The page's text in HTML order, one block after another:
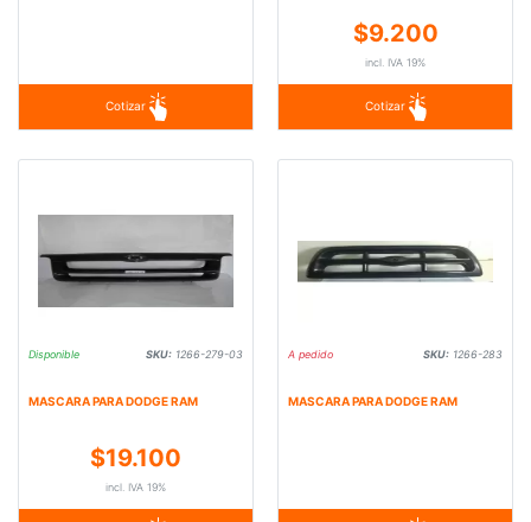
Cotizar
$9.200
incl. IVA 19%
Cotizar
Disponible SKU: 1266-279-03
MASCARA PARA DODGE RAM
$19.100
incl. IVA 19%
A pedido SKU: 1266-283
MASCARA PARA DODGE RAM